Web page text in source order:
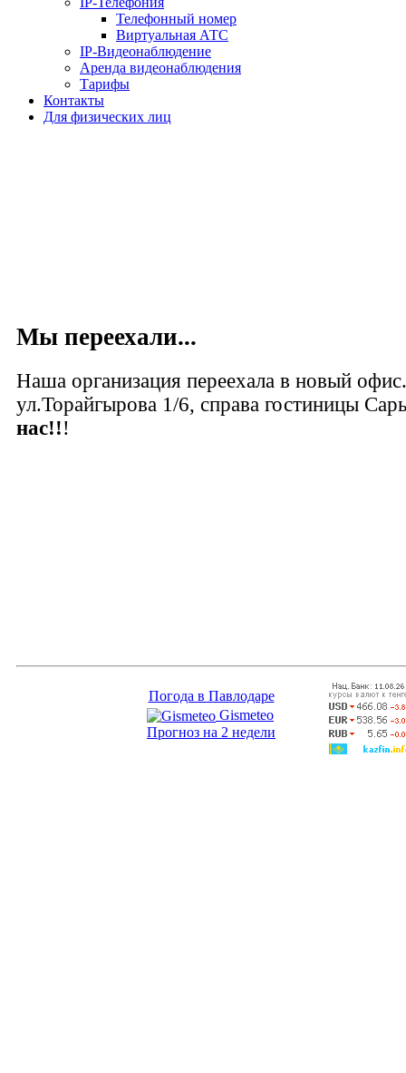
Телефонный номер
Виртуальная АТС
IP-Видеонаблюдение
Аренда видеонаблюдения
Тарифы
Контакты
Для физических лиц
Мы переехали...
Наша организация переехала в новый
ул.Торайгырова 1/6, справа гостиницы
нас!!!
Погода в Павлодаре
Gismeteo
Прогноз на 2 недели